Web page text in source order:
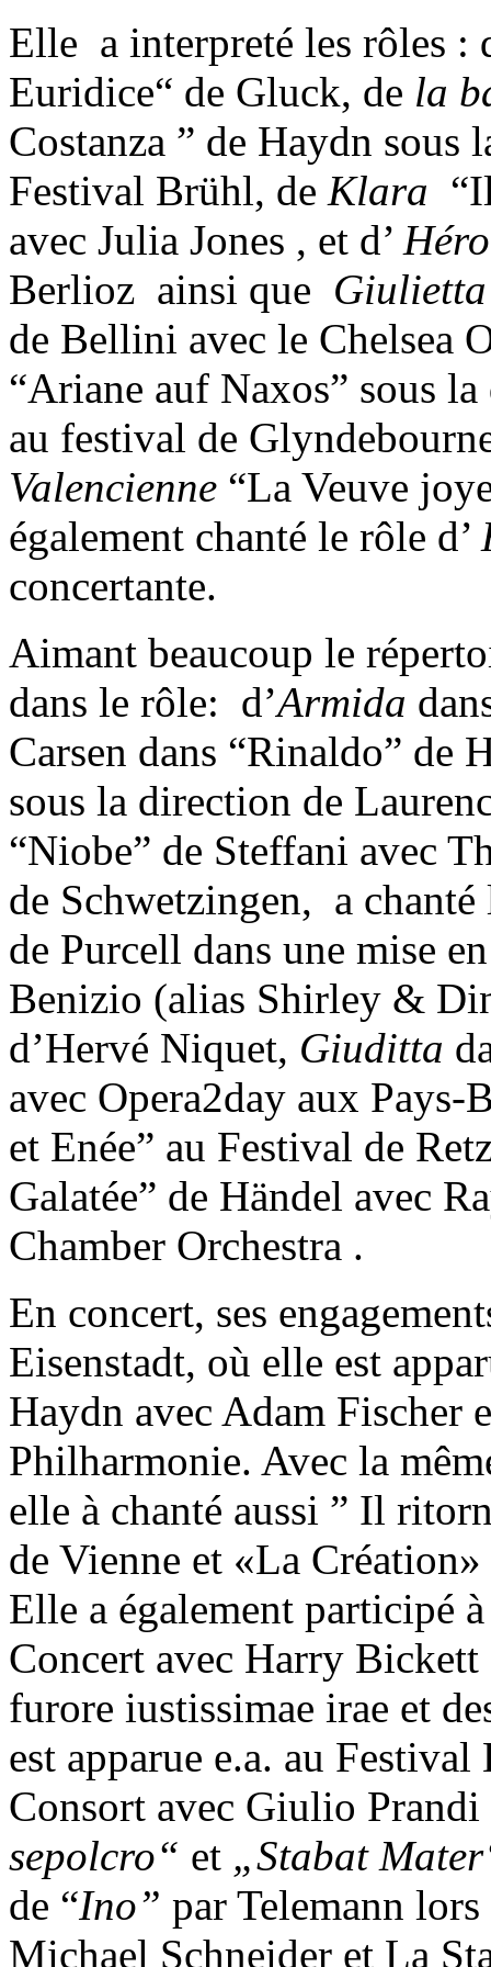
Elle a interpreté les rôles
Euridice“ de Gluck, de la
Costanza ” de Haydn sous
Festival Brühl, de Klara
avec Julia Jones , et d’ Héro
Berlioz ainsi que
de Bellini avec le Chelsea
“Ariane auf Naxos” sous
au festival de
Valencienne “La Veuve
également chanté le rôle d’
concertante.
Aimant beaucoup le
dans le rôle: d’Armida
Carsen dans “Rinaldo” de
sous la direction de
“Niobe” de Steffani avec
de Schwetzingen, a
de Purcell dans une mise
Benizio (alias Shirley &
d’Hervé Niquet, Giuditta
avec Opera2day aux Pays-
et Enée” au Festival de
Galatée” de Händel avec
Chamber Orchestra .
En concert, ses
Eisenstadt, où elle est
Haydn avec Adam Fischer
Philharmonie. Avec la
elle à chanté aussi ” Il
de Vienne et «La
Elle a également participé
Concert avec Harry
furore iustissimae irae et
est apparue e.a. au
Consort avec Giulio Prandi
sepolcro“ et „Stabat
de “Ino” par Telemann
Michael Schneider et La